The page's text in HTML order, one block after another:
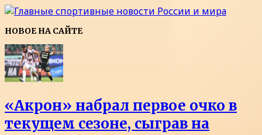
НОВОЕ НА САЙТЕ
«Акрон» набрал первое очко в
текущем сезоне, сыграв на